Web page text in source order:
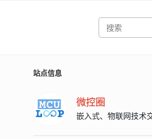
站点信息
微控圈
嵌入式、物联网技术